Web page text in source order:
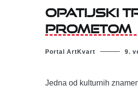
Opatijski
prometom
Portal ArtKvart 9.
Jedna od kulturnih